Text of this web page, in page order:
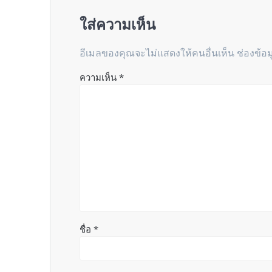
ใส่ความเห็น
อีเมลของคุณจะไม่แสดงให้คนอื่นเห็น ช่องข้อ
ความเห็น*
ชื่อ*